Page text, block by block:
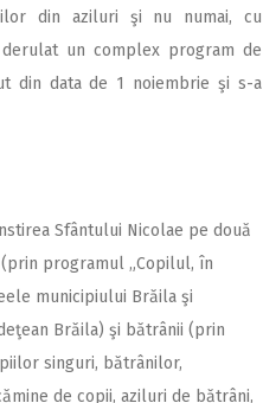
din aziluri şi nu numai, cu
un complex program de
din data de 1 noiembrie şi s-a
Sfântului Nicolae pe două
programul „Copilul, în
municipiului Brăila şi
Brăila) şi bătrânii (prin
singuri, bătrânilor,
de copii, aziluri de bătrâni,